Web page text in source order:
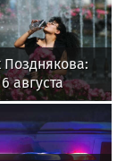
Позднякова:
августа
до +31